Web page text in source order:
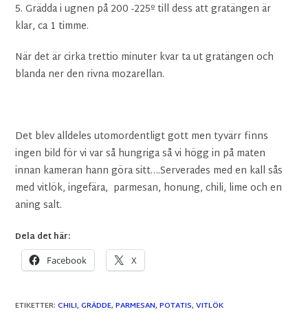
5. Grädda i ugnen på 200 -225º till dess att gratängen är
klar, ca 1 timme.
När det är cirka trettio minuter kvar ta ut gratängen och
blanda ner den rivna mozarellan.
Det blev alldeles utomordentligt gott men tyvärr finns
ingen bild för vi var så hungriga så vi högg in på maten
innan kameran hann göra sitt….Serverades med en kall sås
med vitlök, ingefära, parmesan, honung, chili, lime och en
aning salt.
Dela det här:
Facebook X
ETIKETTER:CHILI, GRÄDDE, PARMESAN, POTATIS, VITLÖK